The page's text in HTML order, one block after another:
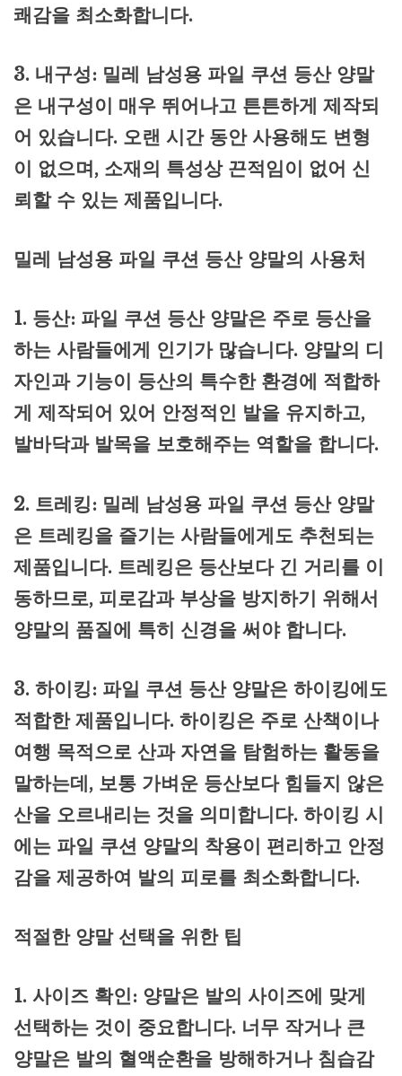
쾌감을 최소화합니다.
3. 내구성: 밀레 남성용 파일 쿠션 등산 양말
은 내구성이 매우 뛰어나고 튼튼하게 제작되
어 있습니다. 오랜 시간 동안 사용해도 변형
이 없으며, 소재의 특성상 끈적임이 없어 신
뢰할 수 있는 제품입니다.
밀레 남성용 파일 쿠션 등산 양말의 사용처
1. 등산: 파일 쿠션 등산 양말은 주로 등산을
하는 사람들에게 인기가 많습니다. 양말의 디
자인과 기능이 등산의 특수한 환경에 적합하
게 제작되어 있어 안정적인 발을 유지하고,
발바닥과 발목을 보호해주는 역할을 합니다.
2. 트레킹: 밀레 남성용 파일 쿠션 등산 양말
은 트레킹을 즐기는 사람들에게도 추천되는
제품입니다. 트레킹은 등산보다 긴 거리를 이
동하므로, 피로감과 부상을 방지하기 위해서
양말의 품질에 특히 신경을 써야 합니다.
3. 하이킹: 파일 쿠션 등산 양말은 하이킹에도
적합한 제품입니다. 하이킹은 주로 산책이나
여행 목적으로 산과 자연을 탐험하는 활동을
말하는데, 보통 가벼운 등산보다 힘들지 않은
산을 오르내리는 것을 의미합니다. 하이킹 시
에는 파일 쿠션 양말의 착용이 편리하고 안정
감을 제공하여 발의 피로를 최소화합니다.
적절한 양말 선택을 위한 팁
1. 사이즈 확인: 양말은 발의 사이즈에 맞게
선택하는 것이 중요합니다. 너무 작거나 큰
양말은 발의 혈액순환을 방해하거나 침습감